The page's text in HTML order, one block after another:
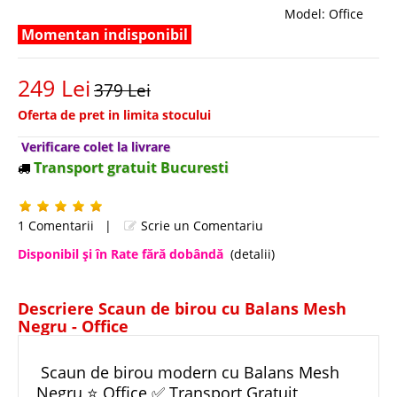
Model: Office
Momentan indisponibil
249 Lei379 Lei
Oferta de pret in limita stocului
Verificare colet la livrare
Transport gratuit Bucuresti
1 Comentarii |
Scrie un Comentariu
Disponibil şi în Rate fără dobândă (detalii)
Descriere Scaun de birou cu Balans Mesh
Negru - Office
Scaun de birou modern cu Balans Mesh
Negru ⭐ Office ✅ Transport Gratuit